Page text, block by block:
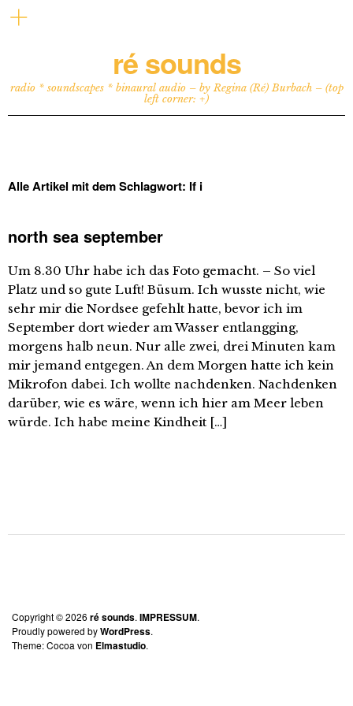
ré sounds
radio * soundscapes * binaural audio – by Regina (Ré) Burbach – (top
left corner: +)
Alle Artikel mit dem Schlagwort: If i
north sea september
Um 8.30 Uhr habe ich das Foto gemacht. – So viel
Platz und so gute Luft! Büsum. Ich wusste nicht, wie
sehr mir die Nordsee gefehlt hatte, bevor ich im
September dort wieder am Wasser entlangging,
morgens halb neun. Nur alle zwei, drei Minuten kam
mir jemand entgegen. An dem Morgen hatte ich kein
Mikrofon dabei. Ich wollte nachdenken. Nachdenken
darüber, wie es wäre, wenn ich hier am Meer leben
würde. Ich habe meine Kindheit […]
Copyright © 2026 ré sounds IMPRESSUM
Proudly powered byWordPress
Theme: Cocoa von Elmastudio